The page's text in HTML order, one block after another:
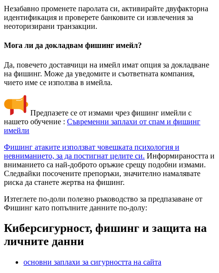
Незабавно променете паролата си, активирайте двуфакторна
идентификация и проверете банковите си извлечения за
неоторизирани транзакции.
Мога ли да докладвам фишинг имейл?
Да, повечето доставчици на имейл имат опция за докладване
на фишинг. Може да уведомите и съответната компания,
чието име се използва в имейла.
Предпазете се от измами чрез фишинг имейли с
нашето обучение : Съвременни заплахи от спам и фишинг
имейли
Фишинг атаките използват човешката психология и
невниманието, за да постигнат целите си. Информираността и
вниманието са най-доброто оръжие срещу подобни измами.
Следвайки посочените препоръки, значително намалявате
риска да станете жертва на фишинг.
Изтеглете по-доли полезно ръководство за предпазаване от
Фишинг като попълните данните по-долу:
Киберсигурност, фишинг и защита на
личните данни
основни заплахи за сигурността на сайта